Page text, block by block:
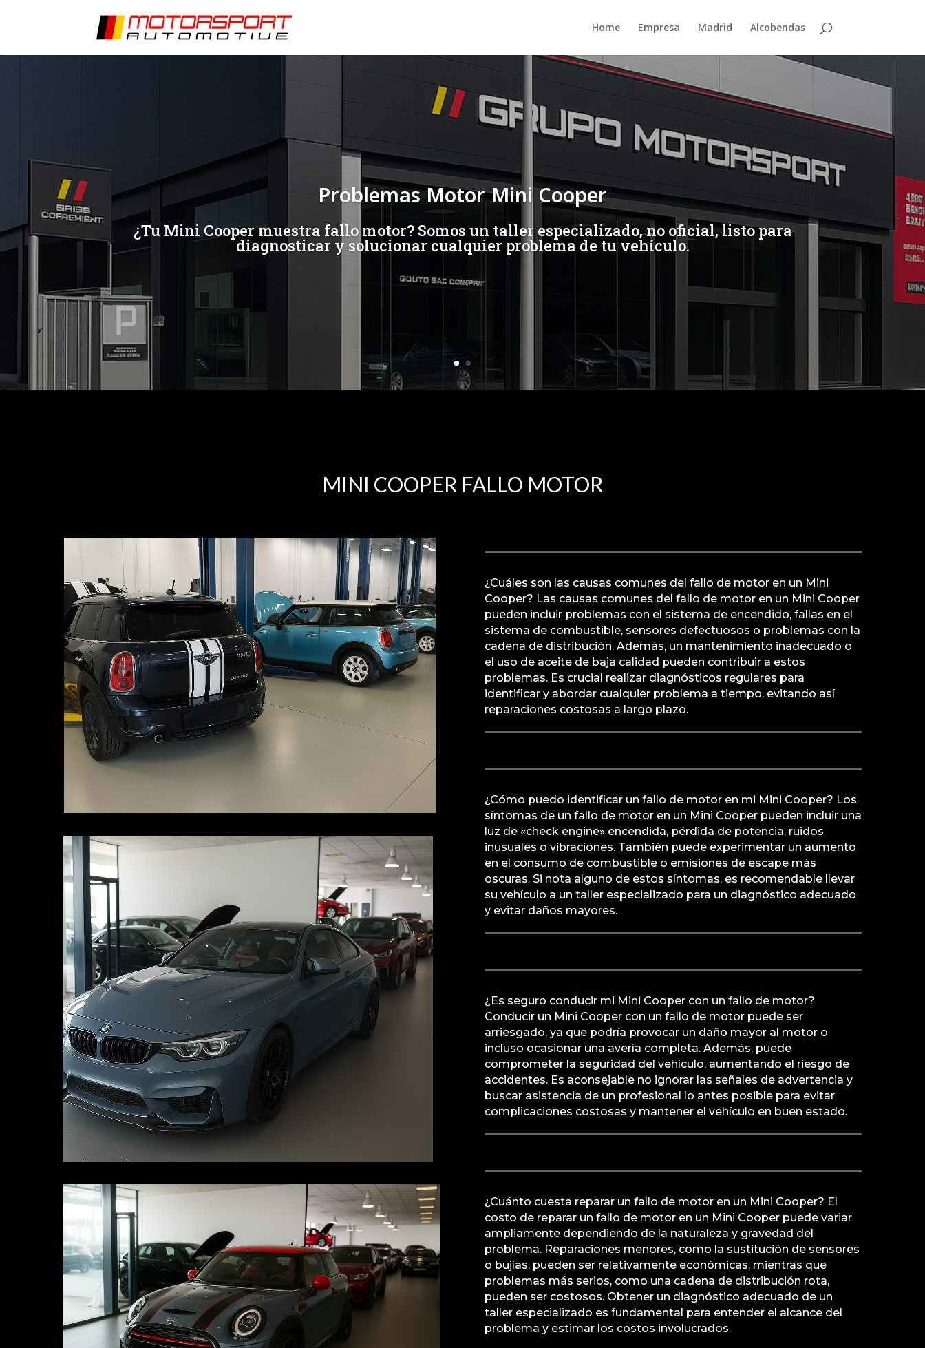
Home Empresa Madrid Alcobendas
Problemas Motor Mini Cooper
¿Tu Mini Cooper muestra fallo motor? Somos un taller especializado, no oficial, listo para
diagnosticar y solucionar cualquier problema de tu vehículo.
MINI COOPER FALLO MOTOR
¿Cuáles son las causas comunes del fallo de motor en un Mini
Cooper? Las causas comunes del fallo de motor en un Mini Cooper
pueden incluir problemas con el sistema de encendido, fallas en el
sistema de combustible, sensores defectuosos o problemas con la
cadena de distribución. Además, un mantenimiento inadecuado o
el uso de aceite de baja calidad pueden contribuir a estos
problemas. Es crucial realizar diagnósticos regulares para
identificar y abordar cualquier problema a tiempo, evitando así
reparaciones costosas a largo plazo.
¿Cómo puedo identificar un fallo de motor en mi Mini Cooper? Los
síntomas de un fallo de motor en un Mini Cooper pueden incluir una
luz de «check engine» encendida, pérdida de potencia, ruidos
inusuales o vibraciones. También puede experimentar un aumento
en el consumo de combustible o emisiones de escape más
oscuras. Si nota alguno de estos síntomas, es recomendable llevar
su vehículo a un taller especializado para un diagnóstico adecuado
y evitar daños mayores.
¿Es seguro conducir mi Mini Cooper con un fallo de motor?
Conducir un Mini Cooper con un fallo de motor puede ser
arriesgado, ya que podría provocar un daño mayor al motor o
incluso ocasionar una avería completa. Además, puede
comprometer la seguridad del vehículo, aumentando el riesgo de
accidentes. Es aconsejable no ignorar las señales de advertencia y
buscar asistencia de un profesional lo antes posible para evitar
complicaciones costosas y mantener el vehículo en buen estado.
¿Cuánto cuesta reparar un fallo de motor en un Mini Cooper? El
costo de reparar un fallo de motor en un Mini Cooper puede variar
ampliamente dependiendo de la naturaleza y gravedad del
problema. Reparaciones menores, como la sustitución de sensores
o bujías, pueden ser relativamente económicas, mientras que
problemas más serios, como una cadena de distribución rota,
pueden ser costosos. Obtener un diagnóstico adecuado de un
taller especializado es fundamental para entender el alcance del
problema y estimar los costos involucrados.